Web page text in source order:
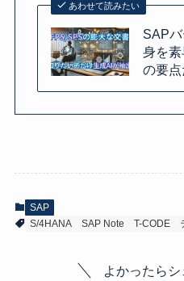
あわせて読みたい
SAP
身を
の要
SAP
S/4HANA
SAP Note T-CODE
よかったらシ